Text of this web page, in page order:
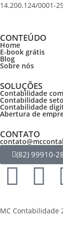
14.200.124/0001-
CONTEÚDO
Home
E-book grátis
Blog
Sobre nós
SOLUÇÕES
Contabilidade
Contabilidade
Contabilidade
Abertura de
CONTATO
(82) 99910-
MC Contabilidade